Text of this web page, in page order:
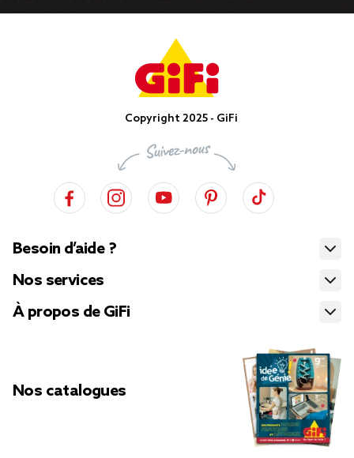
Copyright 2025 - GiFi
Besoin d’aide ?
Nos services
À propos de GiFi
Nos catalogues